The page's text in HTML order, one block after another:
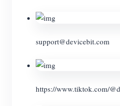
support@devicebit.com
https://www.tiktok.com/